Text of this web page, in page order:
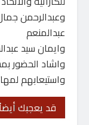
وعبدالرحمن
عبدالمنعم
وايمان سيد
واشاد الحضور
واستيعابهم
قد يعجبك